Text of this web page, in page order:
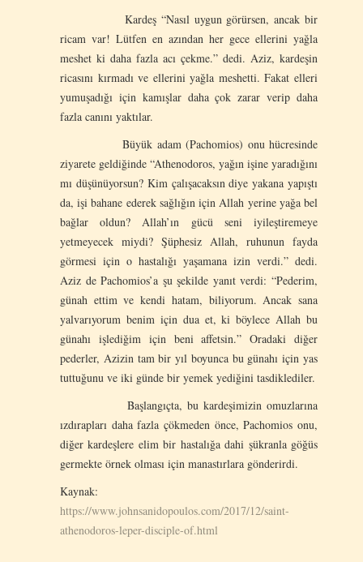
Kardeş “Nasıl uygun görürsen, ancak bir
ricam var! Lütfen en azından her gece ellerini yağla
meshet ki daha fazla acı çekme.” dedi. Aziz, kardeşin
ricasını kırmadı ve ellerini yağla meshetti. Fakat elleri
yumuşadığı için kamışlar daha çok zarar verip daha
fazla canını yaktılar.
Büyük adam (Pachomios) onu hücresinde
ziyarete geldiğinde “Athenodoros, yağın işine yaradığını
mı düşünüyorsun? Kim çalışacaksın diye yakana yapıştı
da, işi bahane ederek sağlığın için Allah yerine yağa bel
bağlar oldun? Allah’ın gücü seni iyileştiremeye
yetmeyecek miydi? Şüphesiz Allah, ruhunun fayda
görmesi için o hastalığı yaşamana izin verdi.” dedi.
Aziz de Pachomios’a şu şekilde yanıt verdi: “Pederim,
günah ettim ve kendi hatam, biliyorum. Ancak sana
yalvarıyorum benim için dua et, ki böylece Allah bu
günahı işlediğim için beni affetsin.” Oradaki diğer
pederler, Azizin tam bir yıl boyunca bu günahı için yas
tuttuğunu ve iki günde bir yemek yediğini tasdiklediler.
Başlangıçta, bu kardeşimizin omuzlarına
ızdırapları daha fazla çökmeden önce, Pachomios onu,
diğer kardeşlere elim bir hastalığa dahi şükranla göğüs
germekte örnek olması için manastırlara gönderirdi.
Kaynak:
https://www.johnsanidopoulos.com/2017/12/saint-
athenodoros-leper-disciple-of.html